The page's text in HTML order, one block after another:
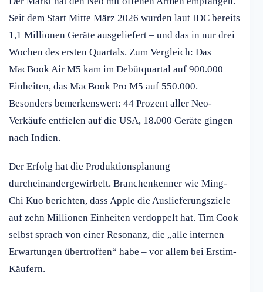
Seit dem Start Mitte März 2026 wurden laut IDC bereits
1,1 Millionen Geräte ausgeliefert – und das in nur drei
Wochen des ersten Quartals. Zum Vergleich: Das
MacBook Air M5 kam im Debütquartal auf 900.000
Einheiten, das MacBook Pro M5 auf 550.000.
Besonders bemerkenswert: 44 Prozent aller Neo-
Verkäufe entfielen auf die USA, 18.000 Geräte gingen
nach Indien.
Der Erfolg hat die Produktionsplanung
durcheinandergewirbelt. Branchenkenner wie Ming-
Chi Kuo berichten, dass Apple die Auslieferungsziele
auf zehn Millionen Einheiten verdoppelt hat. Tim Cook
selbst sprach von einer Resonanz, die „alle internen
Erwartungen übertroffen“ habe – vor allem bei Erstim-
Käufern.